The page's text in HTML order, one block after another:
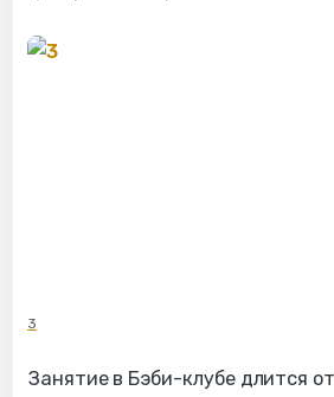
3
Занятие в Бэби-клубе длится от